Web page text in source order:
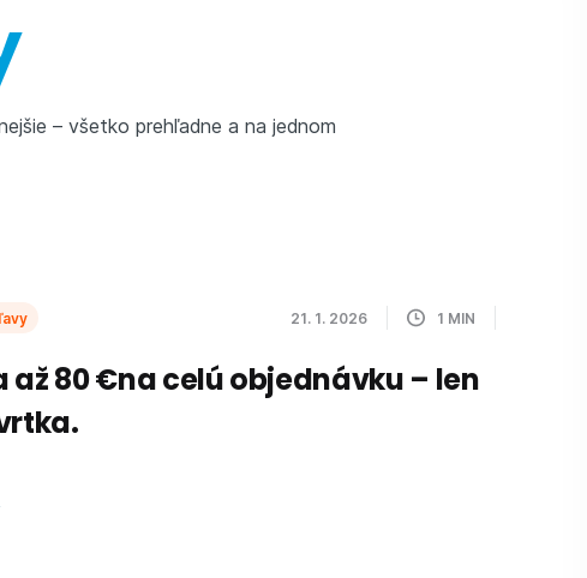
päťdesiatke
– všetko prehľadne a na jednom
21. 1. 2026 1 MIN
až 80 €na celú objednávku – len